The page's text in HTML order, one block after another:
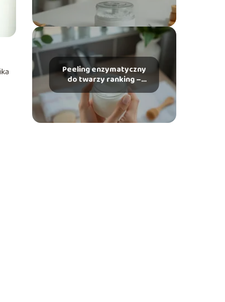
Peeling enzymatyczny
do twarzy ranking –
który wybrać?